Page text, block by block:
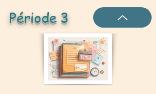
Période 3